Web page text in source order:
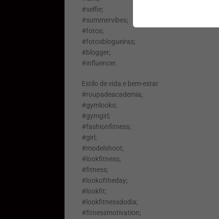
#selfie;
#summervibes;
#fotos;
#fotosblogueiras;
#blogger;
#influencer.
Estilo de vida e bem-estar
#roupadeacademia;
#gymlooks;
#gymgirl;
#fashionfitness;
#girl;
#modelshoot;
#lookfitness;
#fitness;
#lookoftheday;
#lookfit;
#lookfitnessdodia;
#fitnessmotivation;